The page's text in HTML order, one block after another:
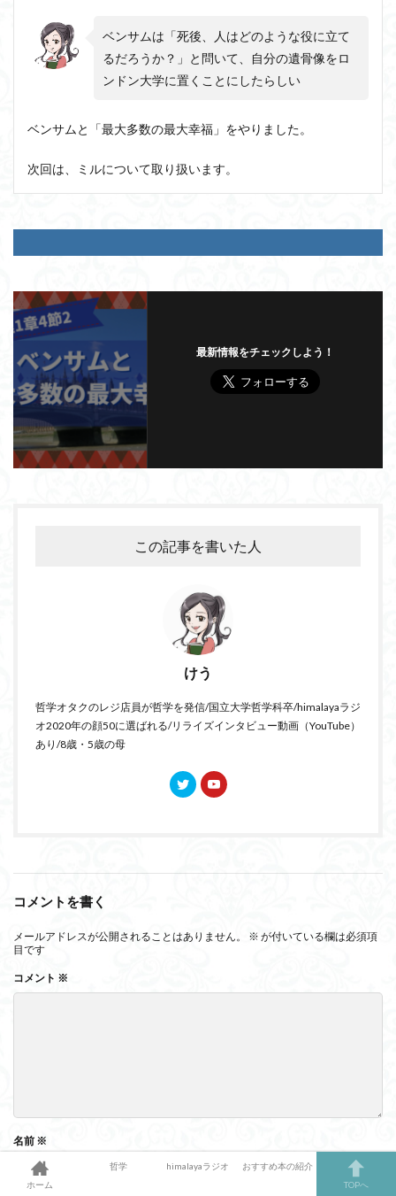
ベンサムは「死後、人はどのような役に立て
るだろうか？」と問いて、自分の遺骨像をロ
ンドン大学に置くことにしたらしい
ベンサムと「最大多数の最大幸福」をやりました。
次回は、ミルについて取り扱います。
最新情報をチェックしよう！
この記事を書いた人
けう
哲学オタクのレジ店員が哲学を発信/国立大学哲学科卒/himalayaラジ
オ2020年の顔50に選ばれる/リライズインタビュー動画（YouTube）
あり/8歳・5歳の母
コメントを書く
メールアドレスが公開されることはありません。 ※ が付いている欄は必須項
目です
コメント ※
名前 ※
ホーム
哲学 himalayaラジオ
おすすめ本の紹介
TOPへ